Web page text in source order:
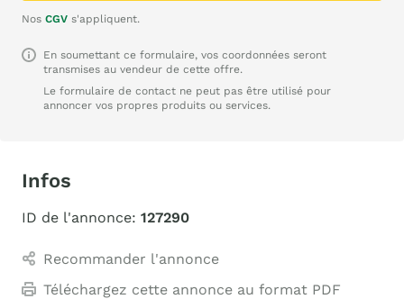
Nos CGV s'appliquent.
En soumettant ce formulaire, vos coordonnées seront
transmises au vendeur de cette offre.
Le formulaire de contact ne peut pas être utilisé pour
annoncer vos propres produits ou services.
Infos
ID de l'annonce: 127290
Recommander l'annonce
Téléchargez cette annonce au format PDF